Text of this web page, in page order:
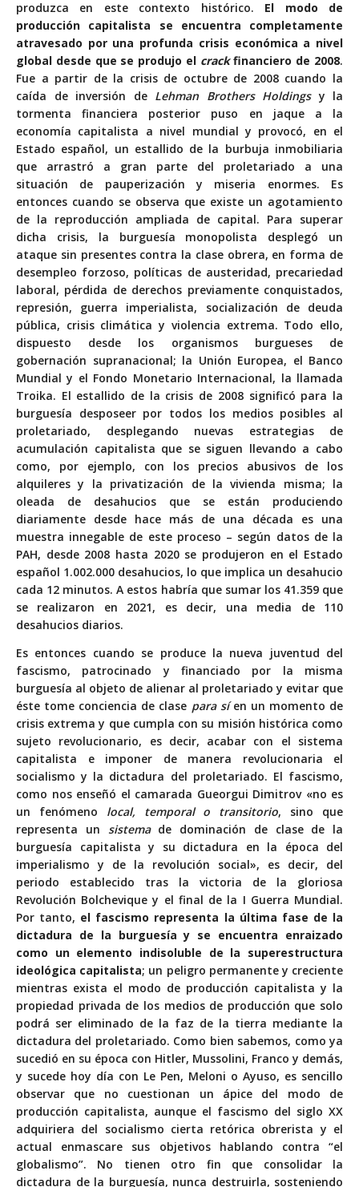
produzca en este contexto histórico. El modo de
producción capitalista se encuentra completamente
atravesado por una profunda crisis económica a nivel
global desde que se produjo el crackfinanciero de 2008.
Fue a partir de la crisis de octubre de 2008 cuando la
caída de inversión de Lehman Brothers Holdingsy la
tormenta financiera posterior puso en jaque a la
economía capitalista a nivel mundial y provocó, en el
Estado español, un estallido de la burbuja inmobiliaria
que arrastró a gran parte del proletariado a una
situación de pauperización y miseria enormes. Es
entonces cuando se observa que existe un agotamiento
de la reproducción ampliada de capital. Para superar
dicha crisis, la burguesía monopolista desplegó un
ataque sin presentes contra la clase obrera, en forma de
desempleo forzoso, políticas de austeridad, precariedad
laboral, pérdida de derechos previamente conquistados,
represión, guerra imperialista, socialización de deuda
pública, crisis climática y violencia extrema. Todo ello,
dispuesto desde los organismos burgueses de
gobernación supranacional; la Unión Europea, el Banco
Mundial y el Fondo Monetario Internacional, la llamada
Troika. El estallido de la crisis de 2008 significó para la
burguesía desposeer por todos los medios posibles al
proletariado, desplegando nuevas estrategias de
acumulación capitalista que se siguen llevando a cabo
como, por ejemplo, con los precios abusivos de los
alquileres y la privatización de la vivienda misma; la
oleada de desahucios que se están produciendo
diariamente desde hace más de una década es una
muestra innegable de este proceso – según datos de la
PAH, desde 2008 hasta 2020 se produjeron en el Estado
español 1.002.000 desahucios, lo que implica un desahucio
cada 12 minutos. A estos habría que sumar los 41.359 que
se realizaron en 2021, es decir, una media de 110
desahucios diarios.
Es entonces cuando se produce la nueva juventud del
fascismo, patrocinado y financiado por la misma
burguesía al objeto de alienar al proletariado y evitar que
éste tome conciencia de clase para síen un momento de
crisis extrema y que cumpla con su misión histórica como
sujeto revolucionario, es decir, acabar con el sistema
capitalista e imponer de manera revolucionaria el
socialismo y la dictadura del proletariado. El fascismo,
como nos enseñó el camarada Gueorgui Dimitrov «no es
un fenómeno local, temporal o transitorio, sino que
representa un sistema de dominación de clase de la
burguesía capitalista y su dictadura en la época del
imperialismo y de la revolución social», es decir, del
periodo establecido tras la victoria de la gloriosa
Revolución Bolchevique y el final de la I Guerra Mundial.
Por tanto, el fascismo representa la última fase de la
dictadura de la burguesía y se encuentra enraizado
como un elemento indisoluble de la superestructura
ideológica capitalista; un peligro permanente y creciente
mientras exista el modo de producción capitalista y la
propiedad privada de los medios de producción que solo
podrá ser eliminado de la faz de la tierra mediante la
dictadura del proletariado. Como bien sabemos, como ya
sucedió en su época con Hitler, Mussolini, Franco y demás,
y sucede hoy día con Le Pen, Meloni o Ayuso, es sencillo
observar que no cuestionan un ápice del modo de
producción capitalista, aunque el fascismo del siglo XX
adquiriera del socialismo cierta retórica obrerista y el
actual enmascare sus objetivos hablando contra “el
globalismo”. No tienen otro fin que consolidar la
dictadura de la burguesía, nunca destruirla, sosteniendo